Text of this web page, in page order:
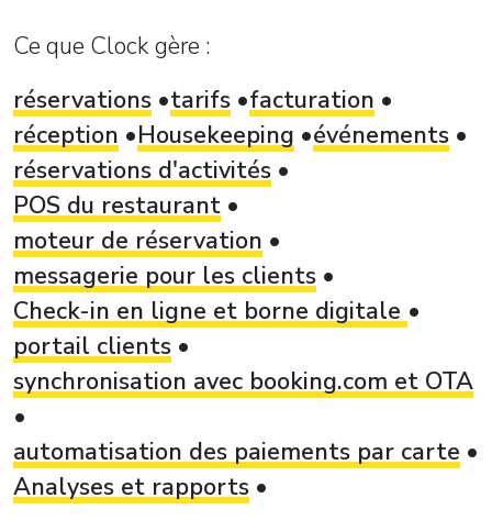
Ce que Clock gère :
réservations tarifs facturation
réception
Housekeeping
événements
réservations d'activités
POS du restaurant
moteur de réservation
messagerie pour les clients
Check-in en ligne et borne digitale
portail clients
synchronisation avec booking.com et OTA
automatisation des paiements par carte
Analyses et rapports